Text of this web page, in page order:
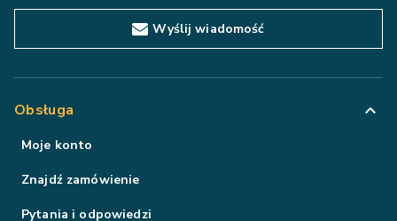
Wyślij wiadomość
Obsługa
Moje konto
Znajdź zamówienie
Pytania i odpowiedzi